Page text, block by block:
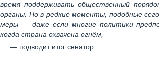
время поддерживать общественный
органы. Но в редкие моменты, подобные
меры — даже если многие политики
когда страна охвачена огнём,
— подводит итог сенатор.